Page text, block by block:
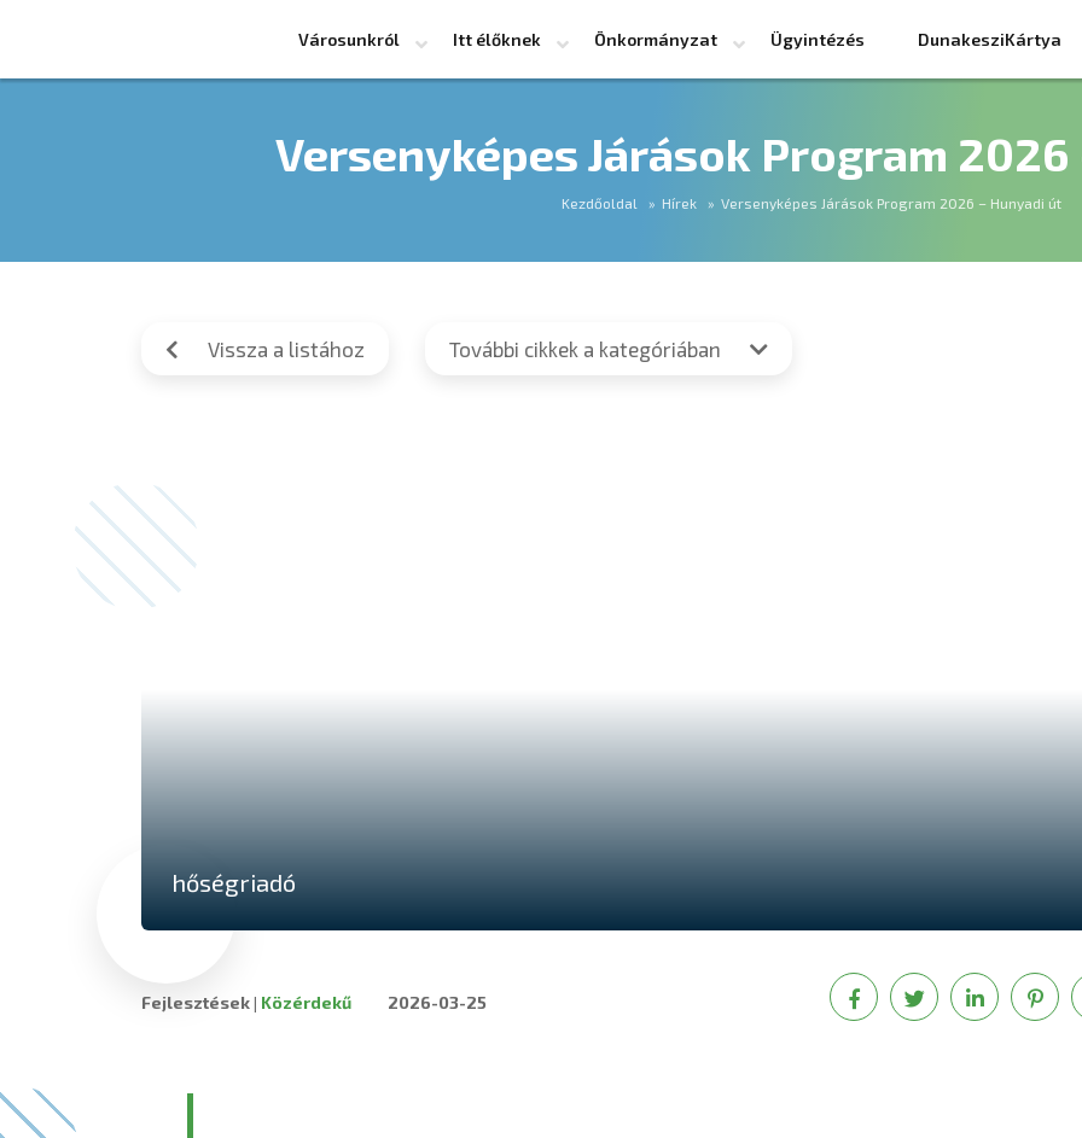
Városunkról Itt élőknek Önkormányzat Ügyintézés DunakesziKártya
Versenyképes Járások Program
Kezdőoldal Hírek Versenyképes Járások Program 2026 – Hunyadi út
Vissza a listához További cikkek a kategóriában
hőségriadó
Fejlesztések| Közérdekű 2026-03-25